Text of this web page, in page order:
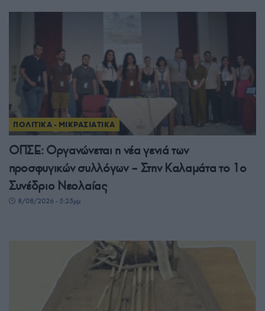
ΠΟΛΙΤΙΚΑ - ΜΙΚΡΑΣΙΑΤΙΚΑ
ΟΠΣΕ: Οργανώνεται η νέα γενιά των
προσφυγικών συλλόγων – Στην Καλαμάτα το 1ο
Συνέδριο Νεολαίας
8/08/2026 - 5:25μμ